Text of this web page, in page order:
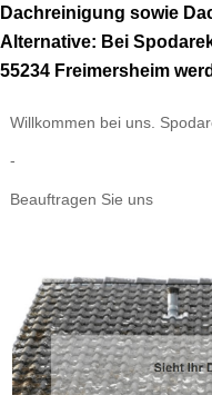
Dachreinigung sowie
Alternative: Bei
55234 Freimersheim
Willkommen bei uns.
-
Beauftragen Sie uns